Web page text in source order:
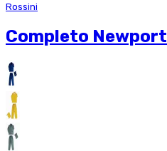
Rossini
Completo Newport